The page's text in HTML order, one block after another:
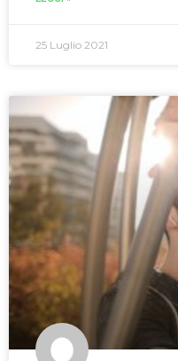
25 Luglio 2021